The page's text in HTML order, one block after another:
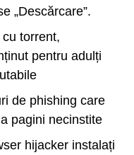
„Descărcare”.
torrent,
pentru adulți
de phishing care
pagini necinstite
hijacker instalați